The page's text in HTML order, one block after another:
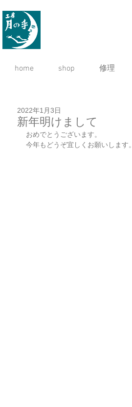
home shop 修理
新年明けまして
2022年1月3日
おめでとうございます。
今年もどうぞ宜しくお願いします。